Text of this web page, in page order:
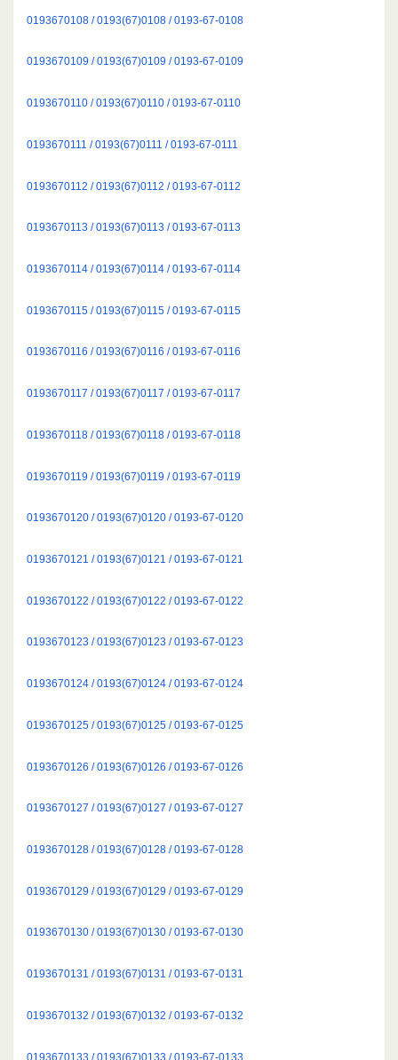
0193670108 / 0193(67)0108 / 0193-67-0108
0193670109 / 0193(67)0109 / 0193-67-0109
0193670110 / 0193(67)0110 / 0193-67-0110
0193670111 / 0193(67)0111 / 0193-67-0111
0193670112 / 0193(67)0112 / 0193-67-0112
0193670113 / 0193(67)0113 / 0193-67-0113
0193670114 / 0193(67)0114 / 0193-67-0114
0193670115 / 0193(67)0115 / 0193-67-0115
0193670116 / 0193(67)0116 / 0193-67-0116
0193670117 / 0193(67)0117 / 0193-67-0117
0193670118 / 0193(67)0118 / 0193-67-0118
0193670119 / 0193(67)0119 / 0193-67-0119
0193670120 / 0193(67)0120 / 0193-67-0120
0193670121 / 0193(67)0121 / 0193-67-0121
0193670122 / 0193(67)0122 / 0193-67-0122
0193670123 / 0193(67)0123 / 0193-67-0123
0193670124 / 0193(67)0124 / 0193-67-0124
0193670125 / 0193(67)0125 / 0193-67-0125
0193670126 / 0193(67)0126 / 0193-67-0126
0193670127 / 0193(67)0127 / 0193-67-0127
0193670128 / 0193(67)0128 / 0193-67-0128
0193670129 / 0193(67)0129 / 0193-67-0129
0193670130 / 0193(67)0130 / 0193-67-0130
0193670131 / 0193(67)0131 / 0193-67-0131
0193670132 / 0193(67)0132 / 0193-67-0132
0193670133 / 0193(67)0133 / 0193-67-0133